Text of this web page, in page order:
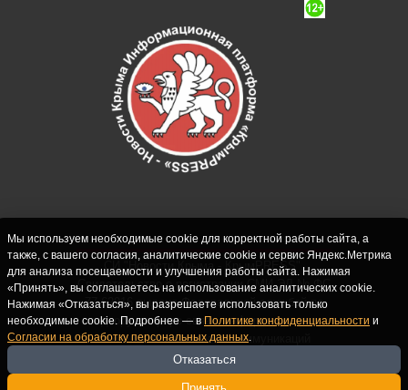
СИ "Новости Крыма - КрымPRESS".
Свидетельство о регистрации СМИ ЭЛ № ФС
77-62916 выдано Федеральной службой по
надзору в сфере связи, информационных
технологий и массовых коммуникаций
(Роскомнадзор) 10.09.2015. Учредитель и
главный редактор: Крутских С.М. Почта:
Мы используем необходимые cookie для корректной работы сайта, а
также, с вашего согласия, аналитические cookie и сервис Яндекс.Метрика
для анализа посещаемости и улучшения работы сайта. Нажимая
«Принять», вы соглашаетесь на использование аналитических cookie.
Нажимая «Отказаться», вы разрешаете использовать только
необходимые cookie. Подробнее — в Политике конфиденциальности и
Согласии на обработку персональных данных.
Отказаться